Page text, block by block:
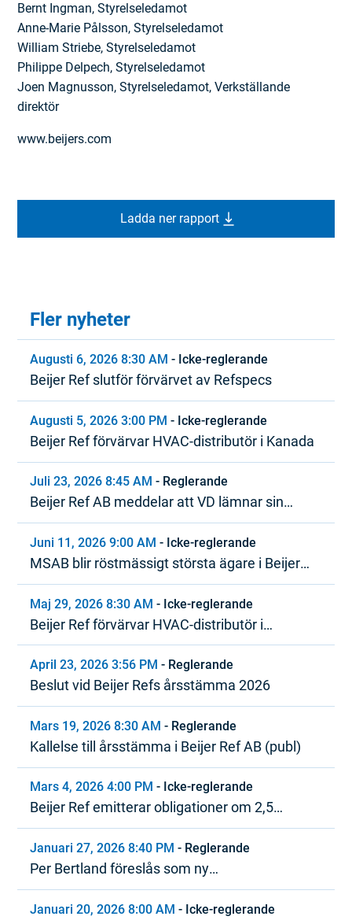
Bernt Ingman, Styrelseledamot
Anne-Marie Pålsson, Styrelseledamot
William Striebe, Styrelseledamot
Philippe Delpech, Styrelseledamot
Joen Magnusson, Styrelseledamot, Verkställande
direktör
www.beijers.com
Ladda ner rapport
Fler nyheter
Augusti 6, 2026 8:30 AM - Icke-reglerande
Beijer Ref slutför förvärvet av Refspecs
Augusti 5, 2026 3:00 PM - Icke-reglerande
Beijer Ref förvärvar HVAC-distributör i Kanada
Juli 23, 2026 8:45 AM - Reglerande
Beijer Ref AB meddelar att VD lämnar sin
tjänst
Juni 11, 2026 9:00 AM - Icke-reglerande
MSAB blir röstmässigt största ägare i Beijer
Ref
Maj 29, 2026 8:30 AM - Icke-reglerande
Beijer Ref förvärvar HVAC-distributör i
Nordamerika
April 23, 2026 3:56 PM - Reglerande
Beslut vid Beijer Refs årsstämma 2026
Mars 19, 2026 8:30 AM - Reglerande
Kallelse till årsstämma i Beijer Ref AB (publ)
Mars 4, 2026 4:00 PM - Icke-reglerande
Beijer Ref emitterar obligationer om 2,5
miljarder SEK inom ramen för MTN-program
Januari 27, 2026 8:40 PM - Reglerande
Per Bertland föreslås som ny
styrelseordförande i Beijer Ref
Januari 20, 2026 8:00 AM - Icke-reglerande